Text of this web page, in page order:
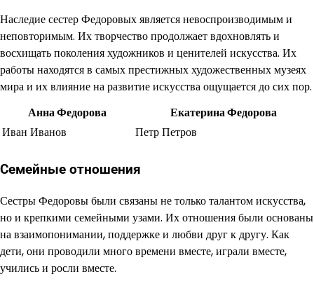
Наследие сестер Федоровых является невоспроизводимым и
неповторимым. Их творчество продолжает вдохновлять и
восхищать поколения художников и ценителей искусства. Их
работы находятся в самых престижных художественных музеях
мира и их влияние на развитие искусства ощущается до сих пор.
Анна Федорова
Екатерина Федорова
Иван Иванов
Петр Петров
Семейные отношения
Сестры Федоровы были связаны не только талантом искусства,
но и крепкими семейными узами. Их отношения были основаны
на взаимопонимании, поддержке и любви друг к другу. Как
дети, они проводили много времени вместе, играли вместе,
учились и росли вместе.